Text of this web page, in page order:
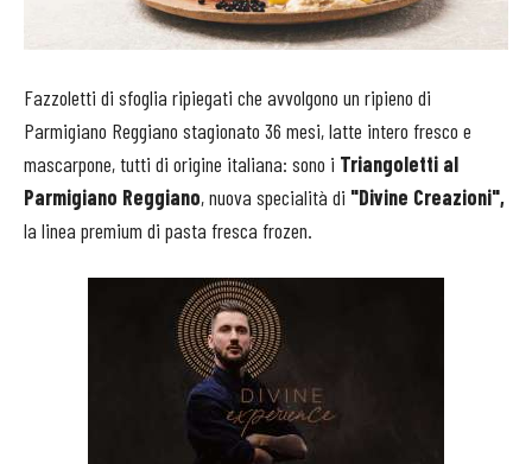
Fazzoletti di sfoglia ripiegati che avvolgono un ripieno di
Parmigiano Reggiano stagionato 36 mesi, latte intero fresco e
mascarpone, tutti di origine italiana: sono i Triangoletti al
Parmigiano Reggiano, nuova specialità di "Divine Creazioni",
la linea premium di pasta fresca frozen.